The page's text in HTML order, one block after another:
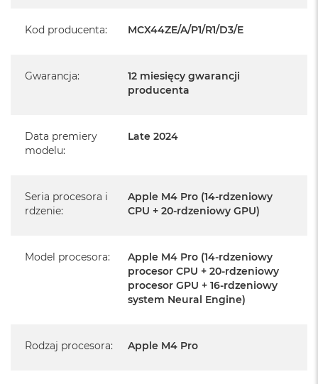
Informacje o produkcie:
Mac mini jest nowy
Posiada pełną, 12 miesięczną gwarancję
Realizowaną w każdym autoryzowanym punkcie
serwisowym Apple na terenie całego świata.
kontaktując się z naszym handlowcem.
Posiada fabryczne opakowanie
Kod producenta: MCX44ZE/A/P1/R1/D3/E
Gwarancja:
12 miesięcy gwarancji
producenta
Data premiery
modelu:
Late 2024
Seria procesora i
rdzenie:
Apple M4 Pro (14-rdzeniowy
CPU + 20-rdzeniowy GPU)
Model procesora:
Apple M4 Pro (14-rdzeniowy
procesor CPU + 20-rdzeniowy
procesor GPU + 16-rdzeniowy
system Neural Engine)
Rodzaj procesora: Apple M4 Pro